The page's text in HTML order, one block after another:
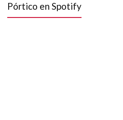
Pórtico en Spotify